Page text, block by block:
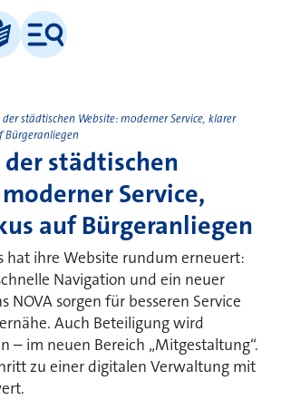
Sprache
Menü
städtischen Website: moderner Service, klarer
Bürgeranliegen
der städtischen
Service,
auf Bürgeranliegen
hat ihre Website rundum erneuert:
Navigation und ein neuer
NOVA sorgen für besseren Service
Auch Beteiligung wird
– im neuen Bereich „Mitgestaltung“.
zu einer digitalen Verwaltung mit